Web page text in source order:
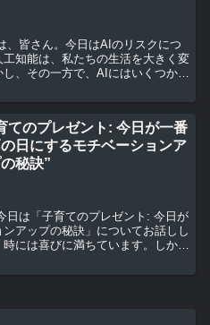
、皆さん。今日はAIのリスクにつ
知能は、私たちの生活を大きく変
、その一方で、AIにはいくつかの
てのプレゼント: 今日が一番
日にするモチベーションア
秘訣”
日は「子育てのプレゼント: 今日が
アップの秘訣」についてお話しし
には喜びに満ちています。しか